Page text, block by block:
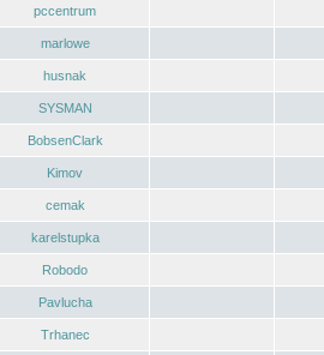
pccentrum
marlowe
husnak
SYSMAN
BobsenClark
Kimov
cemak
karelstupka
Robodo
Pavlucha
Trhanec